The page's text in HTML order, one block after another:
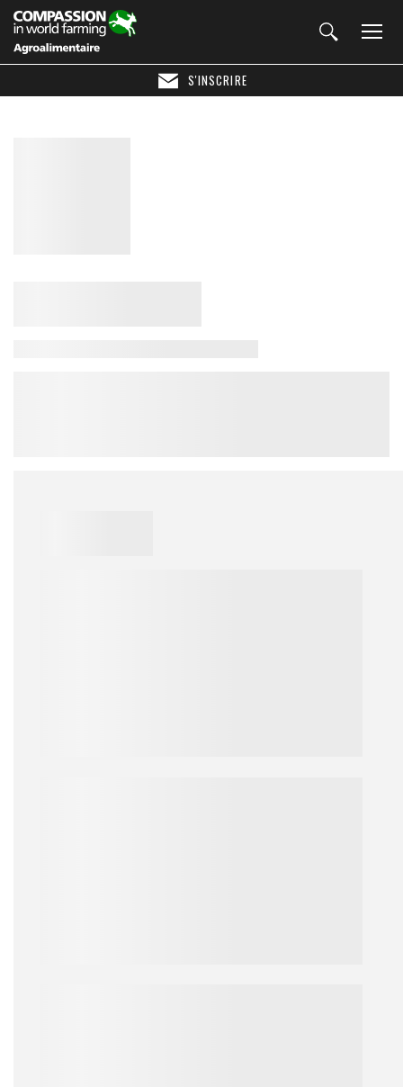
S'INSCRIRE